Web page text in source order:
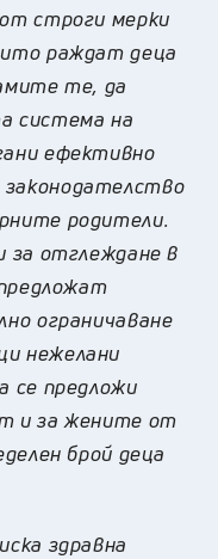
строги мерки
раждат деца
те, да
система на
ефективно
родители.
за отглеждане в
ограничаване
нежелани
се предложи
и за жените от
брой деца
здравна